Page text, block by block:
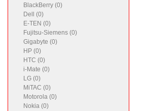
BlackBerry (0)
Dell (0)
E-TEN (0)
Fujitsu-Siemens (0)
Gigabyte (0)
HP (0)
HTC (0)
i-Mate (0)
LG (0)
MiTAC (0)
Motorola (0)
Nokia (0)